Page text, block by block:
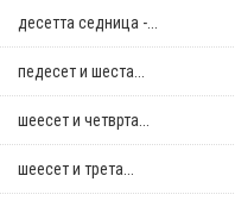
десетта седница -...
педесет и шеста...
шеесет и четврта...
шеесет и трета...